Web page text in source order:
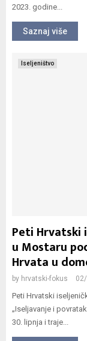
2023. godine...
Saznaj više
Iseljeništvo
Peti Hrvatski
u Mostaru
Hrvata u
by hrvatski-fokus
Peti Hrvatski
„Iseljavanje i
30. lipnja i traje...